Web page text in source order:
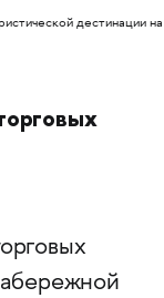
дестинации